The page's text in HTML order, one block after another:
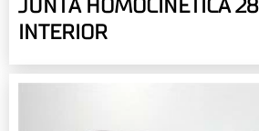
JUNTA HOMOCINETICA
INTERIOR